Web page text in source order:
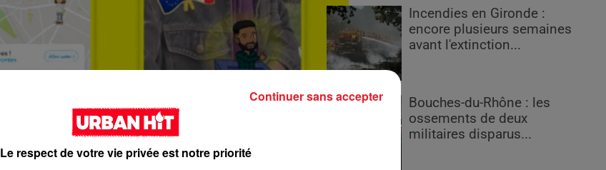
Incendies en Gironde :
encore plusieurs semaines
avant l'extinction...
Bouches-du-Rhône : les
ossements de deux
militaires disparus...
Le respect de votre vie privée est notre priorité
Continuer sans accepter